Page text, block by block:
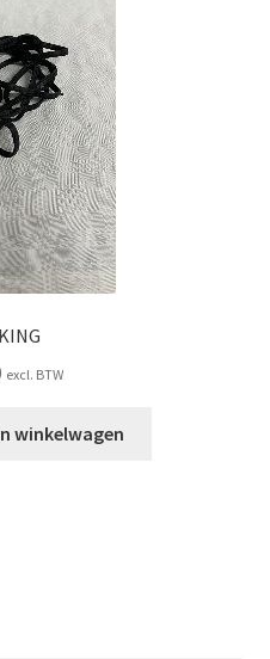
excl. BTW
winkelwagen